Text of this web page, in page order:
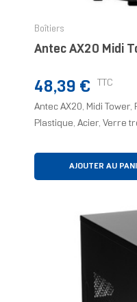
Boîtiers
Antec AX20 Midi
Prix
48,39 € TTC
Antec AX20, Midi Tower,
Plastique, Acier, Verre
AJOUTER AU